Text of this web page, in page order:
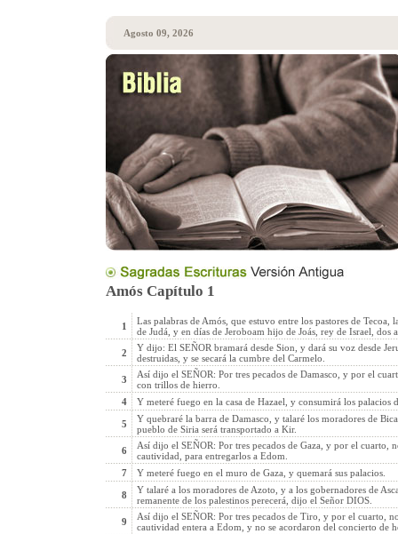
Agosto 09, 2026
Amós Capítulo 1
1
Las palabras de Amós, que estuvo entre los pastores de Tecoa,
de Judá, y en días de Jeroboam hijo de Joás, rey de Israel, dos
2
Y dijo: El SEÑOR bramará desde Sion, y dará su voz desde
destruidas, y se secará la cumbre del Carmelo.
3
Así dijo el SEÑOR: Por tres pecados de Damasco, y por el
con trillos de hierro.
4
Y meteré fuego en la casa de Hazael, y consumirá los palacios
5
Y quebraré la barra de Damasco, y talaré los moradores de
pueblo de Siria será transportado a Kir.
6
Así dijo el SEÑOR: Por tres pecados de Gaza, y por el
cautividad, para entregarlos a Edom.
7
Y meteré fuego en el muro de Gaza, y quemará sus palacios.
8
Y talaré a los moradores de Azoto, y a los gobernadores de
remanente de los palestinos perecerá, dijo el Señor DIOS.
9
Así dijo el SEÑOR: Por tres pecados de Tiro, y por el cuarto,
cautividad entera a Edom, y no se acordaron del concierto de